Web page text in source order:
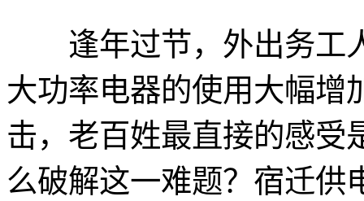
逢年过节，外出务工
大功率电器的使用大幅增
击，老百姓最直接的感受
么破解这一难题？宿迁供